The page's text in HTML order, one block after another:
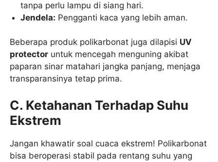
tanpa perlu lampu di siang hari.
Jendela: Pengganti kaca yang lebih aman.
Beberapa produk polikarbonat juga dilapisi UV
protector untuk mencegah menguning akibat
paparan sinar matahari jangka panjang, menjaga
transparansinya tetap prima.
C. Ketahanan Terhadap Suhu
Ekstrem
Jangan khawatir soal cuaca ekstrem! Polikarbonat
bisa beroperasi stabil pada rentang suhu yang